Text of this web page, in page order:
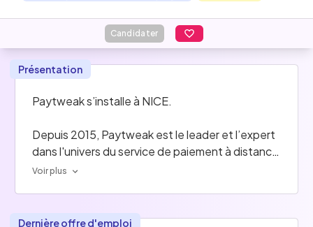
Candidater
Présentation
Paytweak s’installe à NICE.
Depuis 2015, Paytweak est le leader et l’expert
dans l'univers du service de paiement à distance
omnicanal !
Blockchain, l’IA et au Machine Learning pour
Voir plus
Dernière offre d'emploi